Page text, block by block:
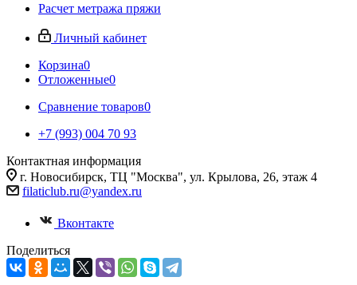
Расчет метража пряжи
Личный кабинет
Корзина0
Отложенные0
Сравнение товаров0
+7 (993) 004 70 93
Контактная информация
г. Новосибирск, ТЦ "Москва", ул. Крылова, 26, этаж 4
filaticlub.ru@yandex.ru
Вконтакте
Поделиться